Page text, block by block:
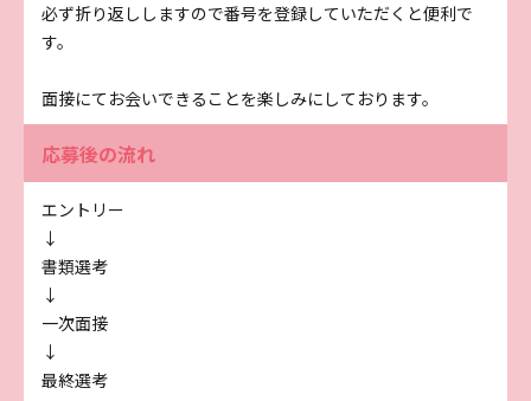
必ず折り返ししますので番号を登録していただくと便利で
す。
面接にてお会いできることを楽しみにしております。
応募後の流れ
エントリー
↓
書類選考
↓
一次面接
↓
最終選考